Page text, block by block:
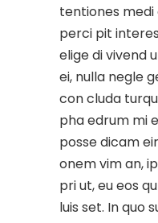
tentiones
perci pit
elige di vivend
ei, nulla negle
con cluda
pha edrum mi
posse dicam
onem vim an,
pri ut, eu eos
luis set. In quo